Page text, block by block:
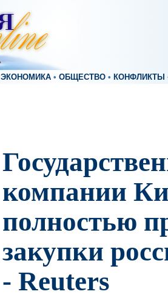
ЭКОНОМИКА • ОБЩЕСТВО • КОНФЛИКТЫ
компании
полностью
закупки
- Reuters